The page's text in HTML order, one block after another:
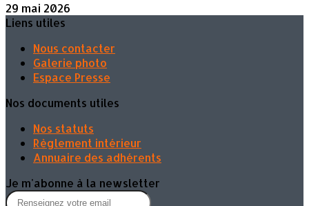
29 mai 2026
Liens utiles
Nous contacter
Galerie photo
Espace Presse
Nos documents utiles
Nos statuts
Règlement intérieur
Annuaire des adhérents
Je m'abonne à la newsletter